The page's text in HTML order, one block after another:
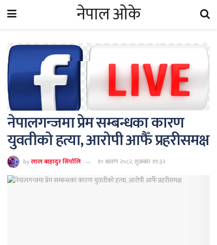
नेपाल ओके
नेपालगन्जमा प्रेम सम्बन्धका कारण
युवतीको हत्या, आरोपी आफैँ प्रहरीसमक्ष
byलाल बाहादुर सिर्पालि १० श्रावण २०८२, शुक्रबार १९:३२